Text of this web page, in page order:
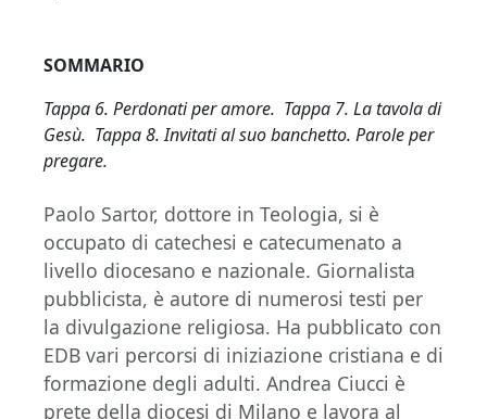
SOMMARIO
Tappa 6. Perdonati per amore. Tappa 7. La tavola di
Gesù. Tappa 8. Invitati al suo banchetto. Parole per
pregare.
Paolo Sartor, dottore in Teologia, si è
occupato di catechesi e catecumenato a
livello diocesano e nazionale. Giornalista
pubblicista, è autore di numerosi testi per
la divulgazione religiosa. Ha pubblicato con
EDB vari percorsi di iniziazione cristiana e di
formazione degli adulti. Andrea Ciucci è
prete della diocesi di Milano e lavora al